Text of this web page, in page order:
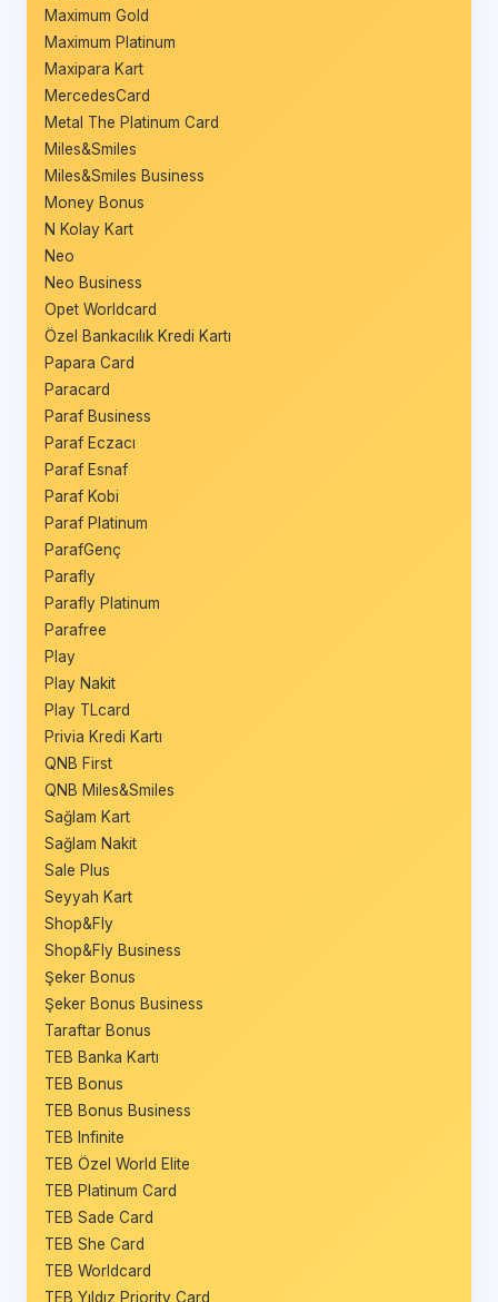
Maximum Gold
Maximum Platinum
Maxipara Kart
MercedesCard
Metal The Platinum Card
Miles&Smiles
Miles&Smiles Business
Money Bonus
N Kolay Kart
Neo
Neo Business
Opet Worldcard
Özel Bankacılık Kredi Kartı
Papara Card
Paracard
Paraf Business
Paraf Eczacı
Paraf Esnaf
Paraf Kobi
Paraf Platinum
ParafGenç
Parafly
Parafly Platinum
Parafree
Play
Play Nakit
Play TLcard
Privia Kredi Kartı
QNB First
QNB Miles&Smiles
Sağlam Kart
Sağlam Nakit
Sale Plus
Seyyah Kart
Shop&Fly
Shop&Fly Business
Şeker Bonus
Şeker Bonus Business
Taraftar Bonus
TEB Banka Kartı
TEB Bonus
TEB Bonus Business
TEB Infinite
TEB Özel World Elite
TEB Platinum Card
TEB Sade Card
TEB She Card
TEB Worldcard
TEB Yıldız Priority Card